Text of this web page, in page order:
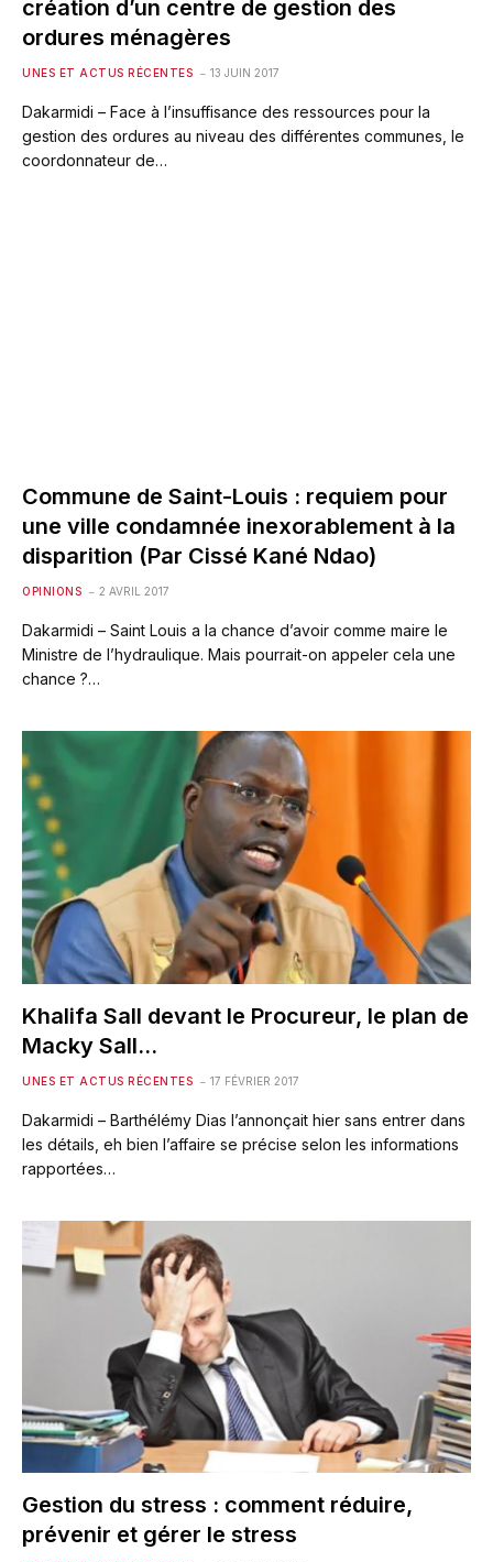
création d’un centre de gestion des
ordures ménagères
UNES ET ACTUS RÉCENTES 13 JUIN 2017
Dakarmidi – Face à l’insuffisance des ressources pour la
gestion des ordures au niveau des différentes communes, le
coordonnateur de…
Commune de Saint-Louis : requiem pour
une ville condamnée inexorablement à la
disparition (Par Cissé Kané Ndao)
OPINIONS 2 AVRIL 2017
Dakarmidi – Saint Louis a la chance d’avoir comme maire le
Ministre de l’hydraulique. Mais pourrait-on appeler cela une
chance ?…
Khalifa Sall devant le Procureur, le plan de
Macky Sall…
UNES ET ACTUS RÉCENTES 17 FÉVRIER 2017
Dakarmidi – Barthélémy Dias l’annonçait hier sans entrer dans
les détails, eh bien l’affaire se précise selon les informations
rapportées…
Gestion du stress : comment réduire,
prévenir et gérer le stress